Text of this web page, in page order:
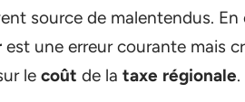
source de malentendus.
est une erreur courante mais
le coût de la taxe régionale